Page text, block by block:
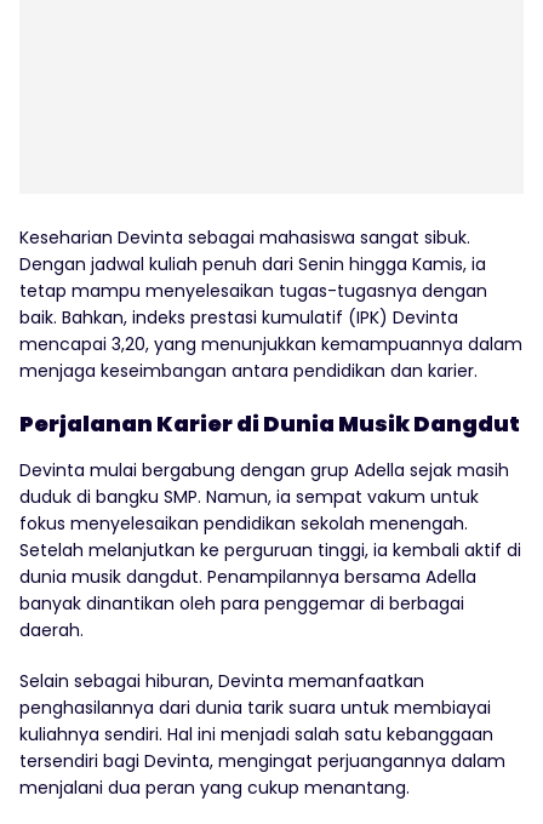
Keseharian Devinta sebagai mahasiswa sangat sibuk.
Dengan jadwal kuliah penuh dari Senin hingga Kamis, ia
tetap mampu menyelesaikan tugas-tugasnya dengan
baik. Bahkan, indeks prestasi kumulatif (IPK) Devinta
mencapai 3,20, yang menunjukkan kemampuannya dalam
menjaga keseimbangan antara pendidikan dan karier.
Perjalanan Karier di Dunia Musik Dangdut
Devinta mulai bergabung dengan grup Adella sejak masih
duduk di bangku SMP. Namun, ia sempat vakum untuk
fokus menyelesaikan pendidikan sekolah menengah.
Setelah melanjutkan ke perguruan tinggi, ia kembali aktif di
dunia musik dangdut. Penampilannya bersama Adella
banyak dinantikan oleh para penggemar di berbagai
daerah.
Selain sebagai hiburan, Devinta memanfaatkan
penghasilannya dari dunia tarik suara untuk membiayai
kuliahnya sendiri. Hal ini menjadi salah satu kebanggaan
tersendiri bagi Devinta, mengingat perjuangannya dalam
menjalani dua peran yang cukup menantang.